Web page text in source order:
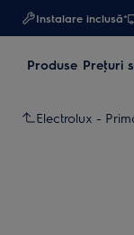
Instalare inclusă*
Produse Preţuri
Electrolux -